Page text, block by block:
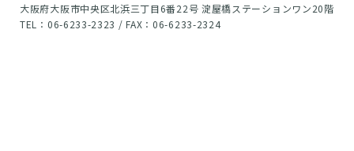
大阪府大阪市中央区北浜三丁目6番22号 淀屋橋ステーションワン20階
TEL：06-6233-2323 / FAX：06-6233-2324